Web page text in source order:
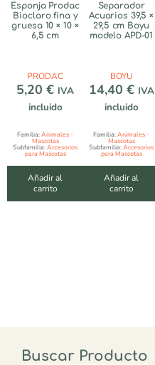
Esponja Prodac
Bioclaro fina y
gruesa 10 × 10 ×
6,5 cm
PRODAC
5,20 € IVA
incluido
Familia:Animales -
Mascotas
Subfamilia:Accesorios
para Mascotas
Añadir al
carrito
Separador
Acuarios 39,5 ×
29,5 cm Boyu
modelo APD-01
BOYU
14,40 € IVA
incluido
Familia:Animales -
Mascotas
Subfamilia:Accesorios
para Mascotas
Añadir al
carrito
Buscar Producto